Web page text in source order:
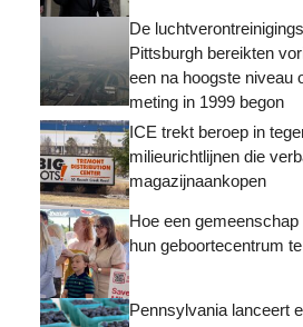
De
Pittsburgh bereikten
een na hoogste niveau
meting in 1999 begon
ICE trekt beroep in
milieurichtlijnen die
magazijnaankopen
Hoe een
hun geboortecentrum
Pennsylvania lanceert